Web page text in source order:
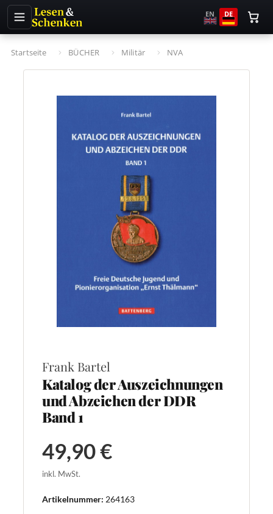
EN DE
Startseite BÜCHER Militär NVA
Frank Bartel
Katalog der Auszeichnungen
und Abzeichen der DDR
Band 1
49,90 €
inkl. MwSt.
Artikelnummer: 264163